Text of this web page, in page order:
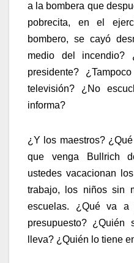
a la bombera que
pobrecita, en el
bombero, se cayó
medio del incendio?
presidente?
televisión? ¿No
informa?
¿Y los maestros?
que venga Bullrich
ustedes vacacionan
trabajo, los niños sin
escuelas. ¿Qué va a
presupuesto?
lleva? ¿Quién lo tiene